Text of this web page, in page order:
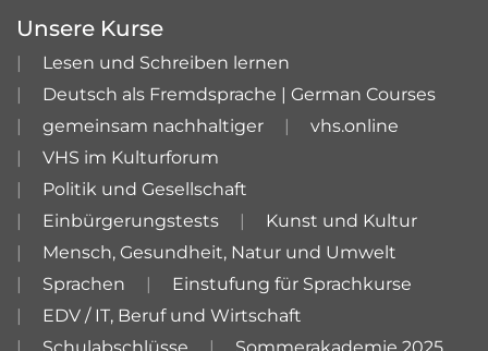
Unsere Kurse
Lesen und Schreiben lernen
Deutsch als Fremdsprache | German Courses
gemeinsam nachhaltiger
vhs.online
VHS im Kulturforum
Politik und Gesellschaft
Einbürgerungstests
Kunst und Kultur
Mensch, Gesundheit, Natur und Umwelt
Sprachen
Einstufung für Sprachkurse
EDV / IT, Beruf und Wirtschaft